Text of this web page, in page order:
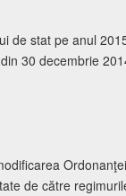
de stat pe anul
30 decembrie
de către